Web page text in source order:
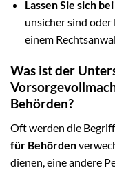
Lassen Sie sich
unsicher sind oder
einem
Was ist der
Behörden?
Oft werden die
für Behörden
dienen, eine andere